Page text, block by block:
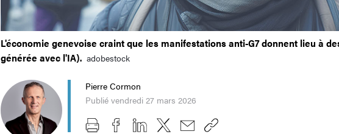
L'économie genevoise craint que les manifestations anti-G7 donnent lieu à
générée avec l'IA). adobestock
Pierre Cormon
Publié vendredi 27 mars 2026